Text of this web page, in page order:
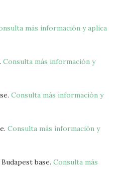
más información y aplica
Consulta más información y
Consulta más información y
Consulta más información y
base. Consulta más